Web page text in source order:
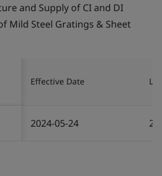
and Supply of CI and DI
Mild Steel Gratings & Sheet
Effective Date
2024-05-24